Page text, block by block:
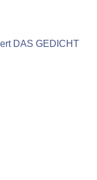
DAS GEDICHT